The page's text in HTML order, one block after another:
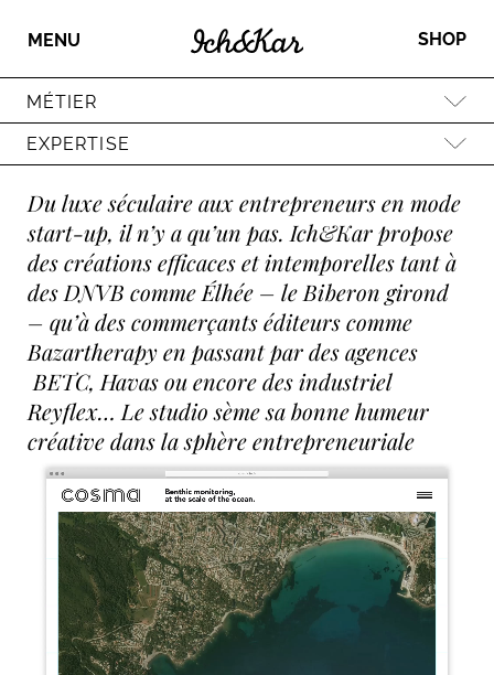
MENU SHOP
MÉTIER
EXPERTISE
Du luxe séculaire aux entrepreneurs en mode
start-up, il n’y a qu’un pas. Ich&Kar propose
des créations efficaces et intemporelles tant à
des DNVB comme Élhée – le Biberon girond
– qu’à des commerçants éditeurs comme
Bazartherapy en passant par des agences
BETC, Havas ou encore des industriel
Reyflex… Le studio sème sa bonne humeur
créative dans la sphère entrepreneuriale